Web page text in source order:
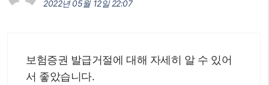
2022년 05월 12일 22:07
보험증권 발급거절에 대해 자세히 알 수 있어
서 좋았습니다.